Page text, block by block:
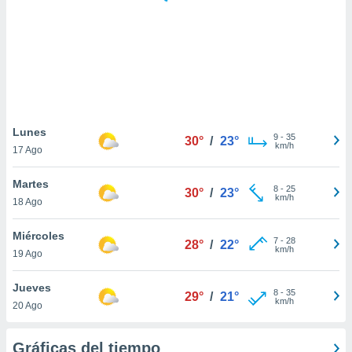
similares
como
sitio
de
traten tus
en
interés
su
Lunes
17 Ago
30° / 23° 9- 35
km/h
Martes
18 Ago
30° / 23° 8- 25
km/h
Miércoles
19 Ago
28° / 22° 7- 28
km/h
Jueves
20 Ago
29° / 21° 8- 35
km/h
Gráficas del tiempo